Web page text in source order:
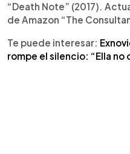
“Death Note” (2017).
de Amazon “The
Te puede interesar:
rompe el silencio: “Ella no